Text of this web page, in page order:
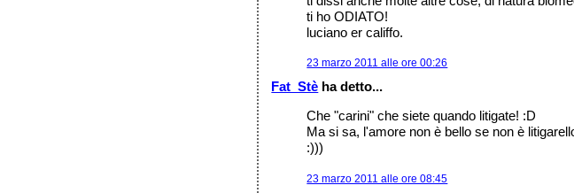
ti ho ODIATO!
luciano er califfo.
23 marzo 2011 alle ore 00:26
Fat_Stè ha detto...
Che "carini" che siete quando litigate! :D
Ma si sa, l'amore non è bello se non è
:)))
23 marzo 2011 alle ore 08:45